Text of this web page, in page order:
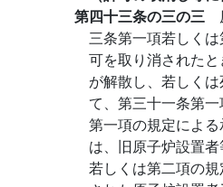
第四十三条の三の三
三条第一項若しく
可を取り消された
が解散し、若しく
て、第三十一条第
第一項の規定によ
は、旧原子炉設置
若しくは第二項の